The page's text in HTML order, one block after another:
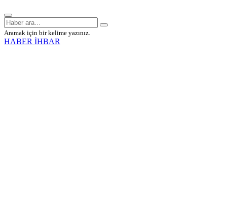
Aramak için bir kelime yazınız.
HABER İHBAR